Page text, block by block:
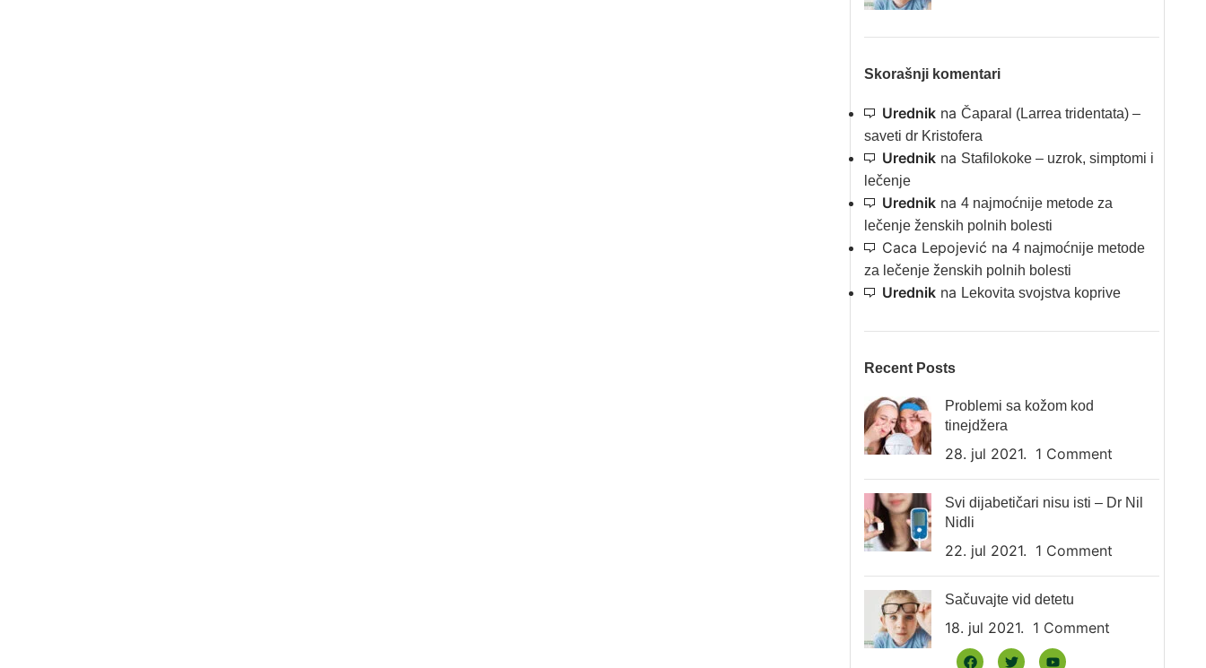
Skorašnji komentari
Urednikna Čaparal (Larrea tridentata) –
saveti dr Kristofera
Urednikna Stafilokoke – uzrok, simptomi i
lečenje
Urednikna 4 najmoćnije metode za
lečenje ženskih polnih bolesti
Caca Lepojević na 4 najmoćnije metode
za lečenje ženskih polnih bolesti
Urednikna Lekovita svojstva koprive
Recent Posts
Problemi sa kožom kod
tinejdžera
28. jul 2021. 1 Comment
Svi dijabetičari nisu isti – Dr Nil
Nidli
22. jul 2021. 1 Comment
Sačuvajte vid detetu
18. jul 2021. 1 Comment